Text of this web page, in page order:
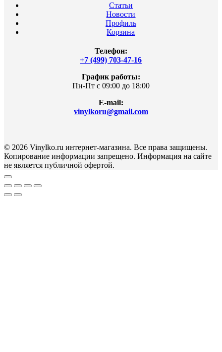
Статьи
Новости
Профиль
Корзина
Телефон:
+7 (499) 703-47-16
График работы:
Пн-Пт с 09:00 до 18:00
E-mail:
vinylkoru@gmail.com
© 2026 Vinylko.ru интернет-магазина. Все права защищены.
Копирование информации запрещено. Информация на сайте
не является публичной офертой.